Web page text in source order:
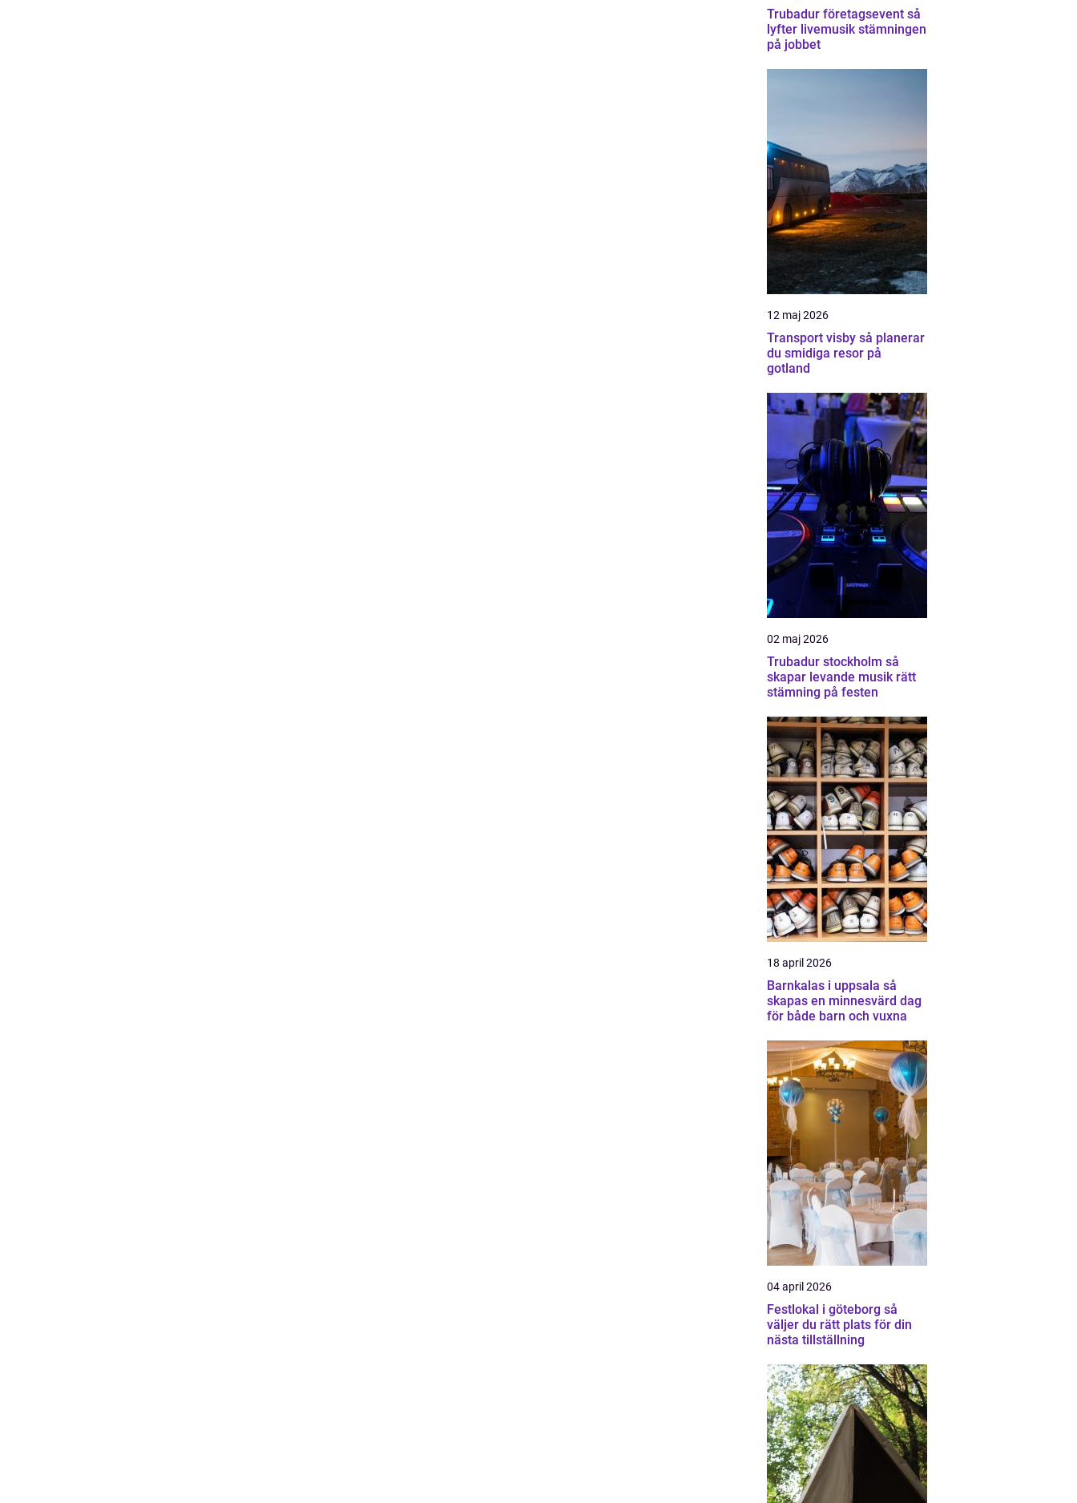
Trubadur företagsevent så
lyfter livemusik stämningen
på jobbet
12 maj 2026
Transport visby så planerar
du smidiga resor på
gotland
02 maj 2026
Trubadur stockholm så
skapar levande musik rätt
stämning på festen
18 april 2026
Barnkalas i uppsala så
skapas en minnesvärd dag
för både barn och vuxna
04 april 2026
Festlokal i göteborg så
väljer du rätt plats för din
nästa tillställning